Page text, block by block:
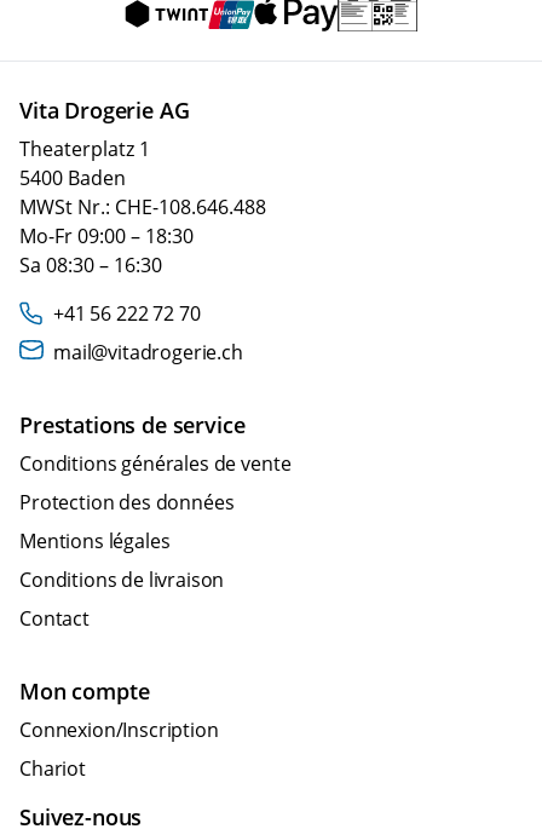
Vita Drogerie AG
Theaterplatz 1
5400 Baden
MWSt Nr.: CHE-108.646.488
Mo-Fr 09:00 – 18:30
Sa 08:30 – 16:30
+41 56 222 72 70
mail@vitadrogerie.ch
Prestations de service
Conditions générales de vente
Protection des données
Mentions légales
Conditions de livraison
Contact
Mon compte
Connexion/Inscription
Chariot
Suivez-nous